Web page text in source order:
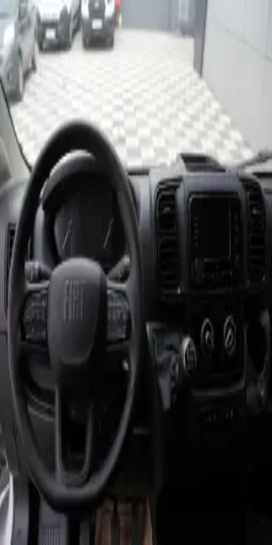
FIATDUCATO TENTELİ
Kategori:Kamyonet
Genislet
1 /3
Marka: FIAT
Fiyat (aylık örnek):70833 TL
15 Hacim: Hacim: M3
3 kişi
Yakıt: Dizel
Kamyonet
Vites: Manuel
Rezervasyon Yap